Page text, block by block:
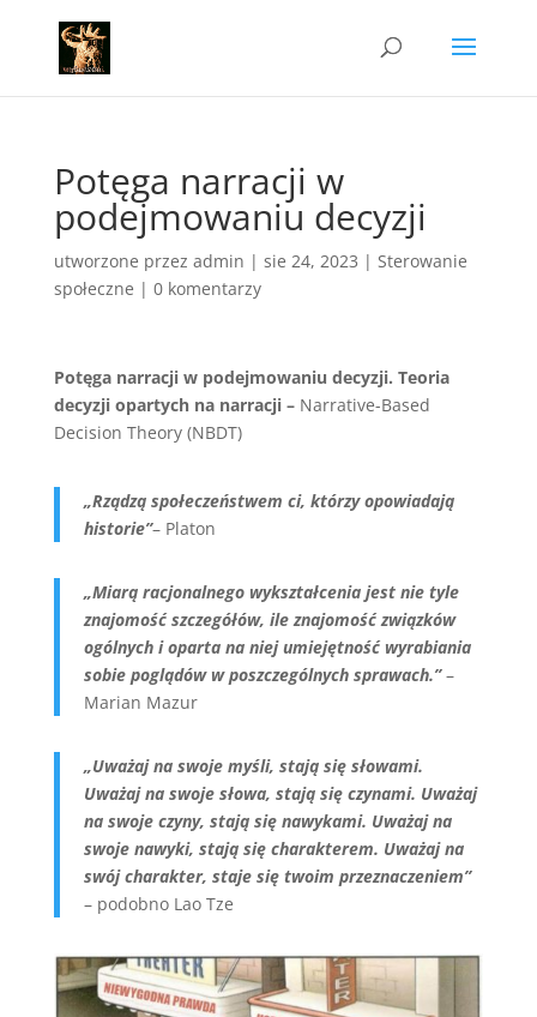
Potęga narracji w
podejmowaniu decyzji
utworzone przez admin | sie 24, 2023 | Sterowanie
społeczne | 0 komentarzy
Potęga narracji w podejmowaniu decyzji. Teoria
decyzji opartych na narracji – Narrative-Based
Decision Theory (NBDT)
„Rządzą społeczeństwem ci, którzy opowiadają
historie”– Platon
„Miarą racjonalnego wykształcenia jest nie tyle
znajomość szczegółów, ile znajomość związków
ogólnych i oparta na niej umiejętność wyrabiania
sobie poglądów w poszczególnych sprawach.”–
Marian Mazur
„Uważaj na swoje myśli, stają się słowami.
Uważaj na swoje słowa, stają się czynami. Uważaj
na swoje czyny, stają się nawykami. Uważaj na
swoje nawyki, stają się charakterem. Uważaj na
swój charakter, staje się twoim przeznaczeniem”
– podobno Lao Tze